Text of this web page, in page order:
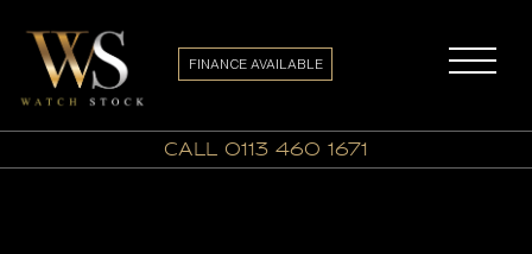
call 0113 460 1671
FINANCE AVAILABLE